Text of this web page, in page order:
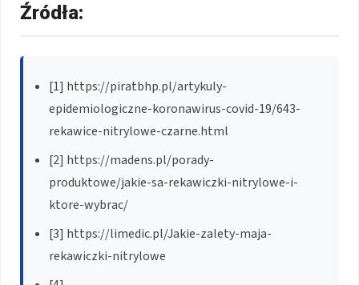
Źródła:
[1] https://piratbhp.pl/artykuly-
epidemiologiczne-koronawirus-covid-19/643-
rekawice-nitrylowe-czarne.html
[2] https://madens.pl/porady-
produktowe/jakie-sa-rekawiczki-nitrylowe-i-
ktore-wybrac/
[3] https://limedic.pl/Jakie-zalety-maja-
rekawiczki-nitrylowe